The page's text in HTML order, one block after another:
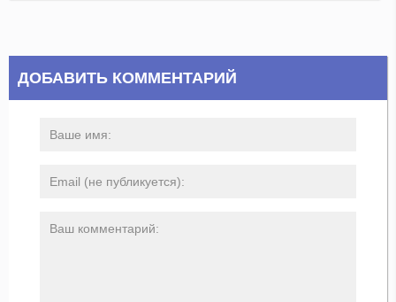
ДОБАВИТЬ КОММЕНТАРИЙ